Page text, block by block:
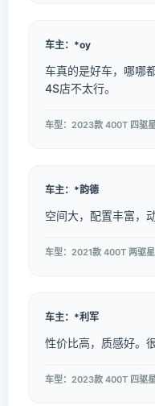
车主：*oy
车真的是好车，哪哪
4S店不太行。
车型：2023款 400T 四驱
车主：*韵德
空间大，配置丰富，
车型：2021款 400T 两驱
车主：*利军
性价比高，质感好。
车型：2023款 400T 四驱